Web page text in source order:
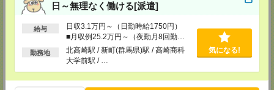
日～無理なく働ける[派遣]
給与
日収3.1万円～（日勤時給1750円）
■月収例25.2万円～（夜勤月8回勤務
の場合）
勤務地
北高崎駅 / 新町(群馬県)駅 / 高崎商科
大学前駅 / …
気になる!
担当：採用担当
〒730-0031
広島県広島市中区紙屋町2丁目1番地22号 広島興銀ビル11階
TEL：0120-709-707
FAX：0120-934-504
担当：採用担当